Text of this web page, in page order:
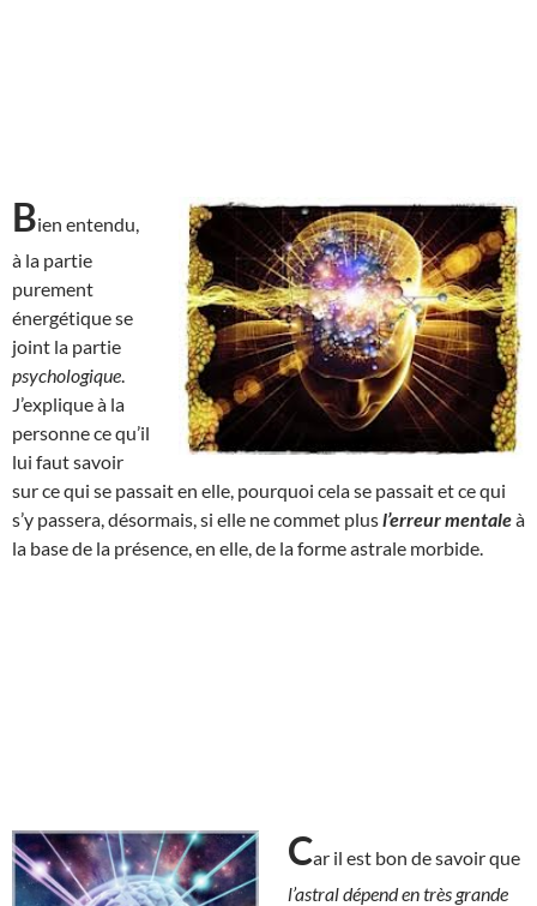
Bien entendu,
à la partie
purement
énergétique se
joint la partie
psychologique
J’explique à la
personne ce qu’il
lui faut savoir
sur ce qui se passait en elle, pourquoi cela se passait et ce qui
s’y passera, désormais, si elle ne commet plusl’erreur mentaleà
la base de la présence, en elle, de la forme astrale morbide.
Car il est bon de savoir que
l’astral dépend en très grande